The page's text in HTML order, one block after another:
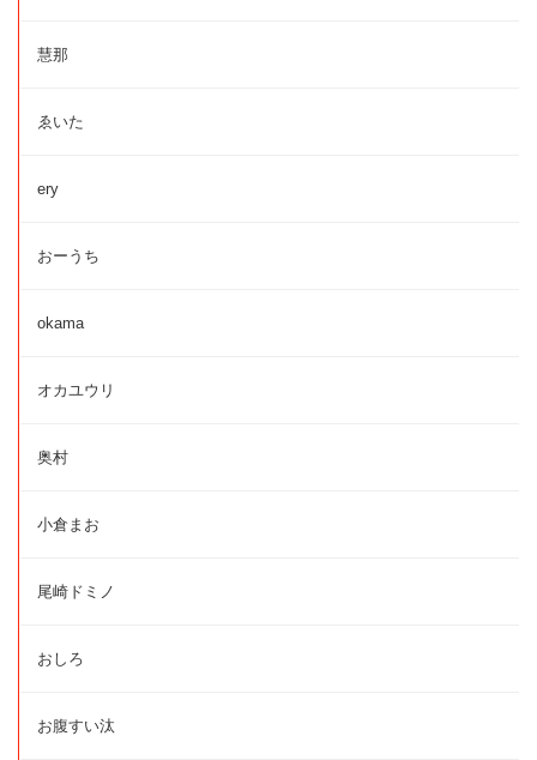
慧那
ゑいた
ery
おーうち
okama
オカユウリ
奥村
小倉まお
尾崎ドミノ
おしろ
お腹すい汰